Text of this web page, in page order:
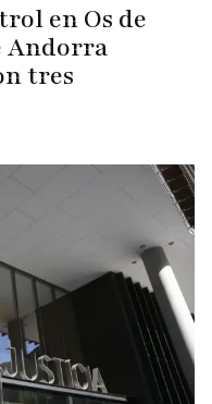
en Os de
Andorra
tres